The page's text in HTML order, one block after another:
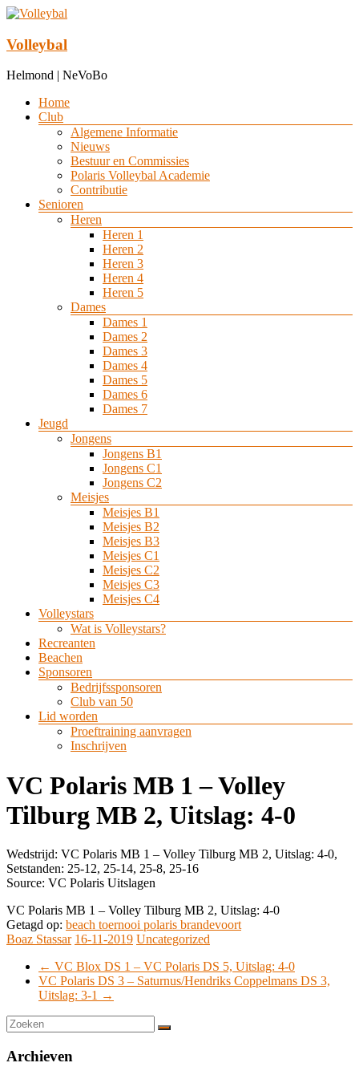
Ga
de
inhoud
Volleybal
Helmond | NeVoBo
Menu
Home
Club
Algemene Informatie
Nieuws
Bestuur en Commissies
Polaris Volleybal Academie
Contributie
Senioren
Heren
Heren 1
Heren 2
Heren 3
Heren 4
Heren 5
Dames
Dames 1
Dames 2
Dames 3
Dames 4
Dames 5
Dames 6
Dames 7
Jeugd
Jongens
Jongens B1
Jongens C1
Jongens C2
Meisjes
Meisjes B1
Meisjes B2
Meisjes B3
Meisjes C1
Meisjes C2
Meisjes C3
Meisjes C4
Volleystars
Wat is Volleystars?
Recreanten
Beachen
Sponsoren
Bedrijfssponsoren
Club van 50
Lid worden
Proeftraining aanvragen
Inschrijven
VC Polaris MB 1 – Volley
Tilburg MB 2, Uitslag: 4-0
Wedstrijd: VC Polaris MB 1 – Volley Tilburg MB 2, Uitslag: 4-0,
Setstanden: 25-12, 25-14, 25-8, 25-16
Source: VC Polaris Uitslagen
VC Polaris MB 1 – Volley Tilburg MB 2, Uitslag: 4-0
Getagd op: beach toernooi polaris brandevoort
Boaz Stassar 16-11-2019 Uncategorized
← VC Blox DS 1 – VC Polaris DS 5, Uitslag: 4-0
VC Polaris DS 3 – Saturnus/Hendriks Coppelmans DS 3,
Uitslag: 3-1 →
Archieven